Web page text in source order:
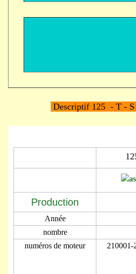
Descriptif 125 - T -
Production
Année
nombre
numéros de moteur
210001-